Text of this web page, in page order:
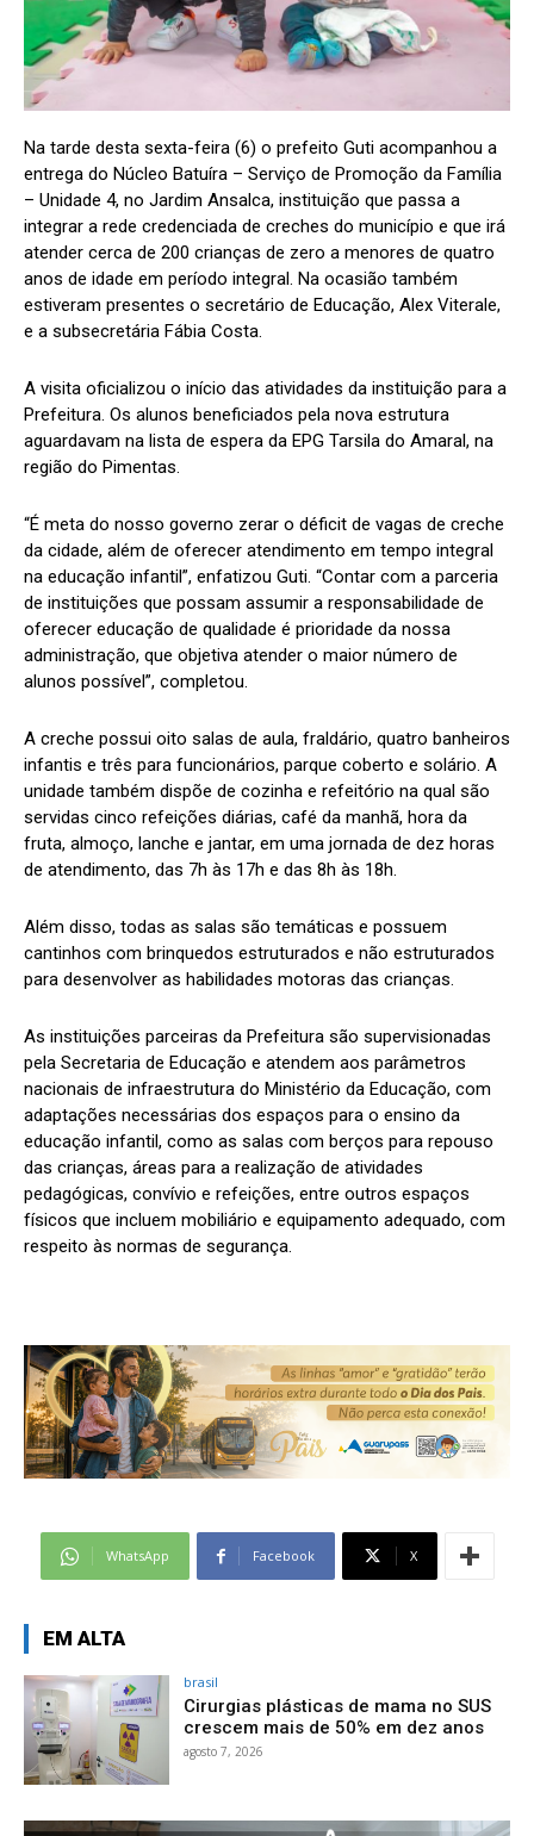
Na tarde desta sexta-feira (6) o prefeito Guti acompanhou a
entrega do Núcleo Batuíra – Serviço de Promoção da Família
– Unidade 4, no Jardim Ansalca, instituição que passa a
integrar a rede credenciada de creches do município e que irá
atender cerca de 200 crianças de zero a menores de quatro
anos de idade em período integral. Na ocasião também
estiveram presentes o secretário de Educação, Alex Viterale,
e a subsecretária Fábia Costa.
A visita oficializou o início das atividades da instituição para a
Prefeitura. Os alunos beneficiados pela nova estrutura
aguardavam na lista de espera da EPG Tarsila do Amaral, na
região do Pimentas.
“É meta do nosso governo zerar o déficit de vagas de creche
da cidade, além de oferecer atendimento em tempo integral
na educação infantil”, enfatizou Guti. “Contar com a parceria
de instituições que possam assumir a responsabilidade de
oferecer educação de qualidade é prioridade da nossa
administração, que objetiva atender o maior número de
alunos possível”, completou.
A creche possui oito salas de aula, fraldário, quatro banheiros
infantis e três para funcionários, parque coberto e solário. A
unidade também dispõe de cozinha e refeitório na qual são
servidas cinco refeições diárias, café da manhã, hora da
fruta, almoço, lanche e jantar, em uma jornada de dez horas
de atendimento, das 7h às 17h e das 8h às 18h.
Além disso, todas as salas são temáticas e possuem
cantinhos com brinquedos estruturados e não estruturados
para desenvolver as habilidades motoras das crianças.
As instituições parceiras da Prefeitura são supervisionadas
pela Secretaria de Educação e atendem aos parâmetros
nacionais de infraestrutura do Ministério da Educação, com
adaptações necessárias dos espaços para o ensino da
educação infantil, como as salas com berços para repouso
das crianças, áreas para a realização de atividades
pedagógicas, convívio e refeições, entre outros espaços
físicos que incluem mobiliário e equipamento adequado, com
respeito às normas de segurança.
WhatsApp Facebook X
EM ALTA
brasil
Cirurgias plásticas de mama no SUS
crescem mais de 50% em dez anos
agosto 7, 2026